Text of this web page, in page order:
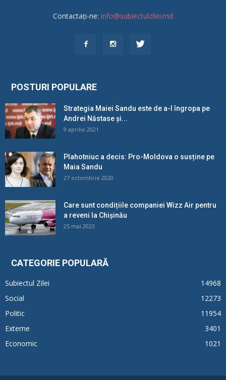
Contactați-ne: info@subiectulzilei.md
POSTURI POPULARE
Strategia Maiei Sandu este de a-l îngropa pe
Andrei Năstase și...
9 aprilie 2021
Plahotniuc a decis: Pro-Moldova o susține pe
Maia Sandu
27 octombrie 2020
Care sunt condițiile companiei Wizz Air pentru
a reveni la Chișinău
25 mai 2023
CATEGORIE POPULARĂ
Subiectul Zilei
14968
Social
12273
Politic
11954
Externe
3401
Economic
1021